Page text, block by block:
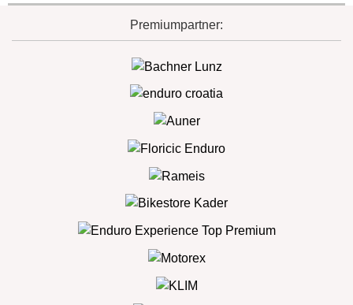
Premiumpartner: